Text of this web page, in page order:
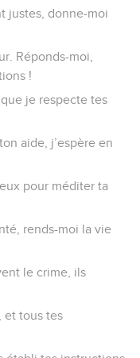
justes, donne-moi
Réponds-moi,
!
je respecte tes
aide, j’espère en
pour méditer ta
rends-moi la vie
le crime, ils
et tous tes